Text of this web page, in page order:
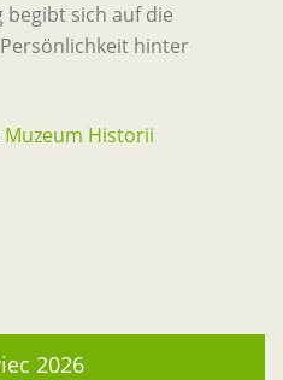
begibt sich auf die
hinter
Muzeum Historii
2026